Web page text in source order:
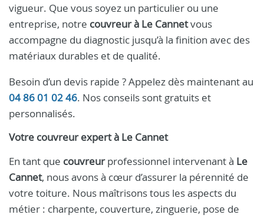
vigueur. Que vous soyez un particulier ou une
entreprise, notre couvreur à Le Cannetvous
accompagne du diagnostic jusqu’à la finition avec des
matériaux durables et de qualité.
Besoin d’un devis rapide ? Appelez dès maintenant au
04 86 01 02 46. Nos conseils sont gratuits et
personnalisés.
Votre couvreurexpert à Le Cannet
En tant que couvreurprofessionnel intervenant à Le
Cannet, nous avons à cœur d’assurer la pérennité de
votre toiture. Nous maîtrisons tous les aspects du
métier : charpente, couverture, zinguerie, pose de